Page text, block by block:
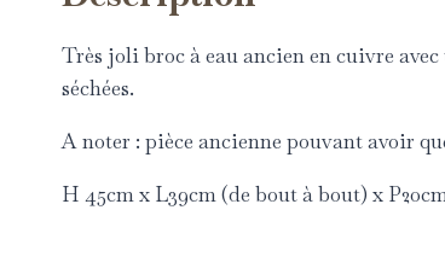
Très joli broc à eau ancien en cuivre
séchées.
A noter : pièce ancienne pouvant avoir
H 45cm x L39cm (de bout à bout) x